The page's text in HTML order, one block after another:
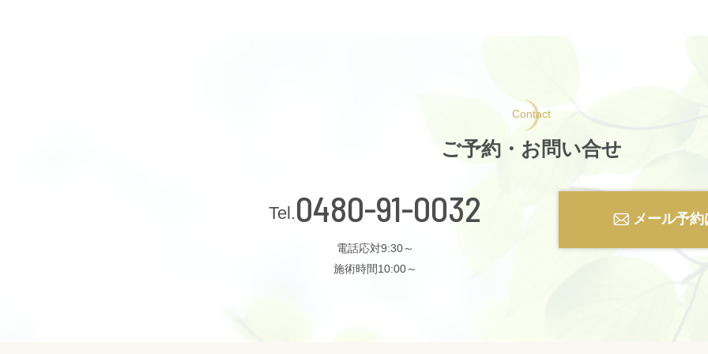
Contact
ご予約・お問い合せ
0480-91-0032
電話応対9:30～
施術時間10:00～
メール予